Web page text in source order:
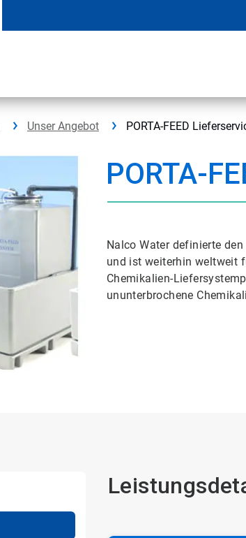
Unser Angebot PORTA-FEED
PORTA-
Nalco Water definierte
und ist weiterhin weltweit
Chemikalien-
ununterbrochene